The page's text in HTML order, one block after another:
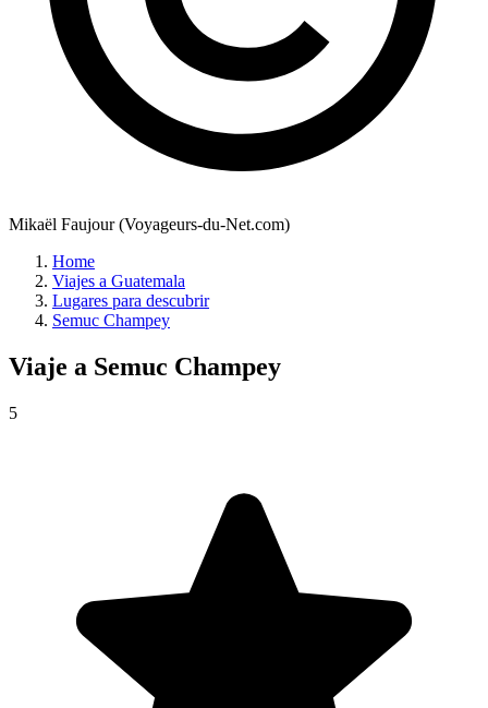
Mikaël Faujour (Voyageurs-du-Net.com)
Home
Viajes a Guatemala
Lugares para descubrir
Semuc Champey
Viaje a Semuc Champey
5